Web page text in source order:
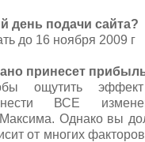
день подачи сайта?
до 16 ноября 2009 г
принесет
ощутить эффект
ВСЕ
Однако вы
от многих